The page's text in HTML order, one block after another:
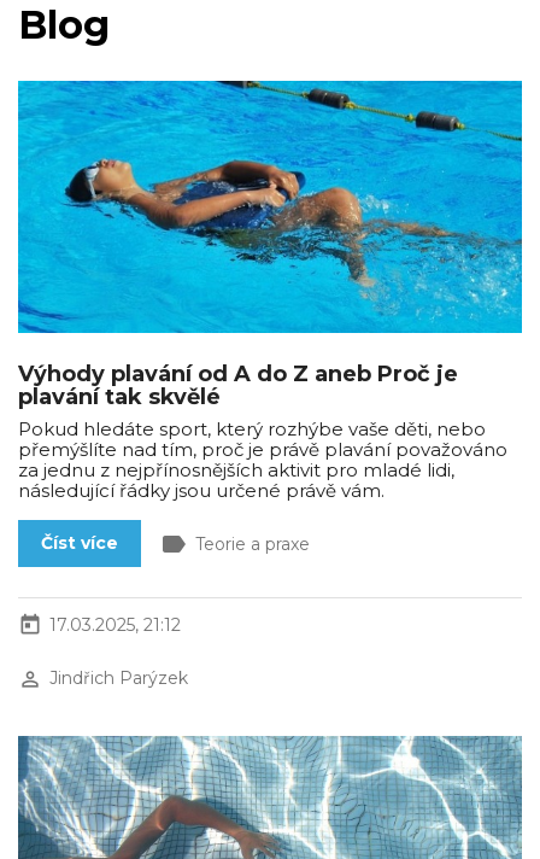
Blog
Výhody plavání od A do Z aneb Proč je
plavání tak skvělé
Pokud hledáte sport, který rozhýbe vaše děti, nebo
přemýšlíte nad tím, proč je právě plavání považováno
za jednu z nejpřínosnějších aktivit pro mladé lidi,
následující řádky jsou určené právě vám.
Číst více label Teorie a praxe
today 17.03.2025, 21:12
perm_identity Jindřich Parýzek